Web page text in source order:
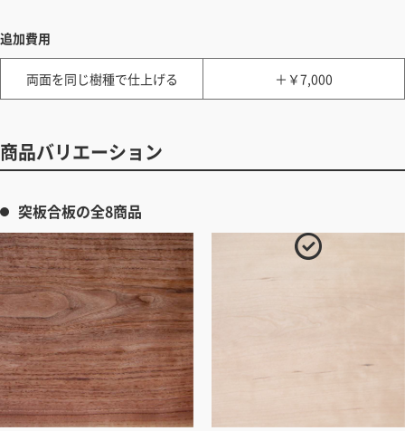
追加費用
両面を同じ樹種で仕上げる ＋￥7,000
商品バリエーション
突板合板の全8商品